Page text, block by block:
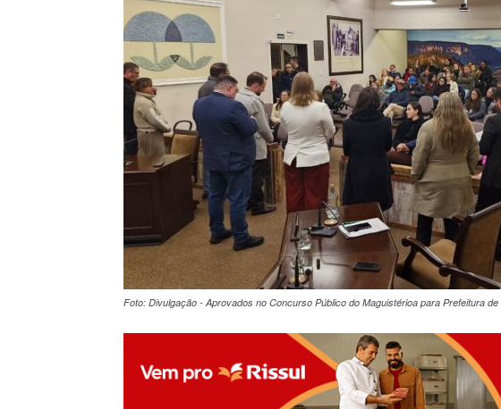
Foto: Divulgação - Aprovados no Concurso Público do Maguistérioa para Prefeitura